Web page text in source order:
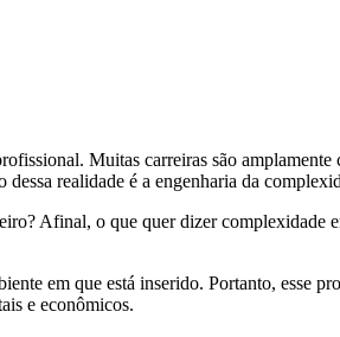
Muitas carreiras são
realidade é a engenharia da
Afinal, o que quer dizer complexidade
em que está inserido. Portanto, esse
e econômicos.